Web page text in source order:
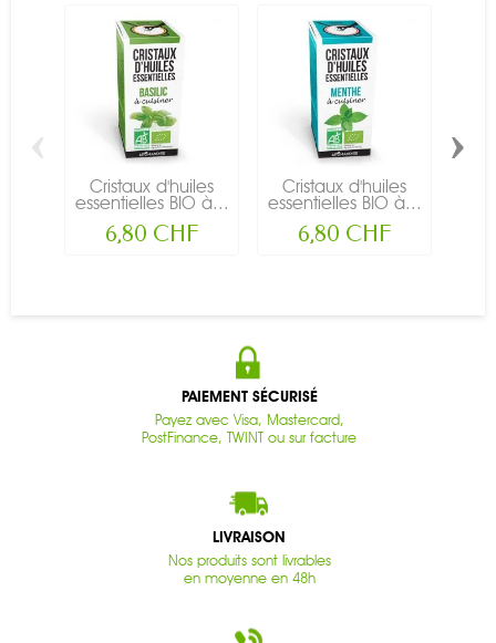
Cristaux d'huiles
essentielles BIO à...
6,80 CHF
Cristaux d'huiles
essentielles BIO à...
6,80 CHF
‹ ›
PAIEMENT SÉCURISÉ
Payez avec Visa, Mastercard,
PostFinance, TWINT ou sur facture
LIVRAISON
Nos produits sont livrables
en moyenne en 48h